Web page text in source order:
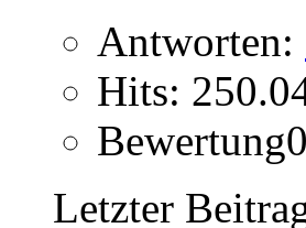
Antworten:
Hits:
Letzter